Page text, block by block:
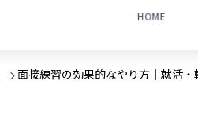
HOME
面接練習の効果的なやり方｜就活